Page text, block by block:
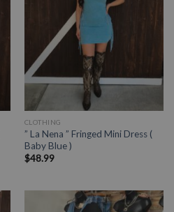
CLOTHING
” La Nena ” Fringed Mini Dress (
Baby Blue )
$48.99